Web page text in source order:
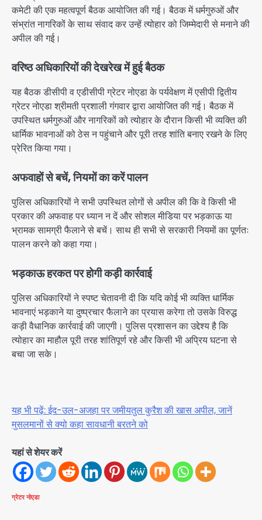
कमेटी की एक महत्वपूर्ण बैठक आयोजित की गई। बैठक में धर्मगुरुओं और
संभ्रांत नागरिकों के साथ संवाद कर उन्हें त्योहार को जिम्मेदारी से मनाने की
अपील की गई।
वरिष्ठ अधिकारियों की देखरेख में हुई बैठक
यह बैठक डीसीपी व एडीसीपी ग्रेटर नोएडा के पर्यवेक्षण में एसीपी द्वितीय
ग्रेटर नोएडा श्रीमती प्रशाली गंगवार द्वारा आयोजित की गई। बैठक में
उपस्थित धर्मगुरुओं और नागरिकों को त्योहार के दौरान किसी भी व्यक्ति की
धार्मिक भावनाओं को ठेस न पहुंचाने और पूरी तरह शांति बनाए रखने के लिए
प्रेरित किया गया।
अफवाहों से बचें, नियमों का करें पालन
पुलिस अधिकारियों ने सभी उपस्थित लोगों से अपील की कि वे किसी भी
प्रकार की अफवाह पर ध्यान न दें और सोशल मीडिया पर भड़काऊ या
भ्रामक सामग्री फैलाने से बचें। साथ ही सभी से सरकारी नियमों का पूर्णतः
पालन करने को कहा गया।
भड़काऊ हरकत पर होगी कड़ी कार्रवाई
पुलिस अधिकारियों ने स्पष्ट चेतावनी दी कि यदि कोई भी व्यक्ति धार्मिक
भावनाएं भड़काने या दुष्प्रचार फैलाने का प्रयास करेगा तो उसके विरुद्ध
कड़ी वैधानिक कार्रवाई की जाएगी। पुलिस प्रशासन का उद्देश्य है कि
त्योहार का माहौल पूरी तरह शांतिपूर्ण रहे और किसी भी अप्रिय घटना से
बचा जा सके।
यह भी पढ़ें: ईद-उल-अजहा पर जमीयतुल कुरैश की खास अपील, जानें
मुसलमानों से क्यो कहा सावधानी बरतने को
यहां से शेयर करें
ग्रेटर नोएडा